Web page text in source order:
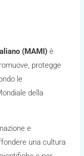
(MAMI) è
protegge
le
della
e
una cultura